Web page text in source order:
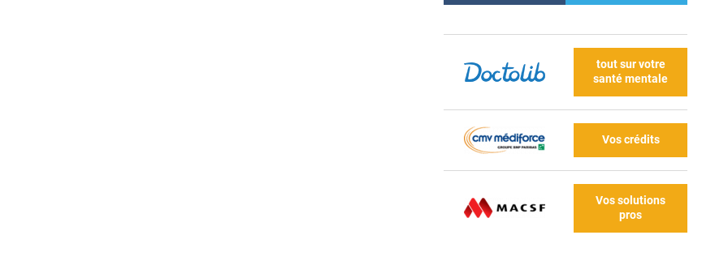
tout sur votre
santé mentale
Vos crédits
Vos solutions
pros